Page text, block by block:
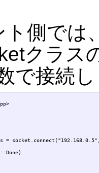
ト側では
クラス
で接続
=